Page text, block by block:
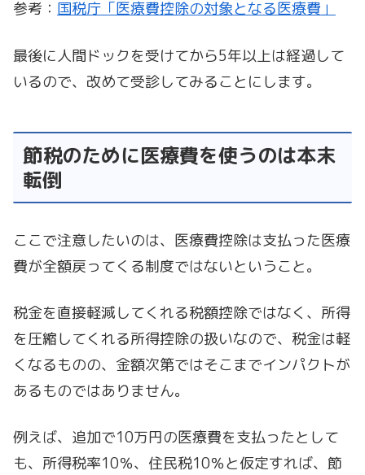
参考： 国税庁「医療費控除の対象となる医療費」
最後に人間ドックを受けてから5年以上は経過して
いるので、改めて受診してみることにします。
節税のために医療費を使うのは本末
転倒
ここで注意したいのは、医療費控除は支払った医療
費が全額戻ってくる制度ではないということ。
税金を直接軽減してくれる税額控除ではなく、所得
を圧縮してくれる所得控除の扱いなので、税金は軽
くなるものの、金額次第ではそこまでインパクトが
あるものではありません。
例えば、追加で10万円の医療費を支払ったとして
も、所得税率10％、住民税10％と仮定すれば、節